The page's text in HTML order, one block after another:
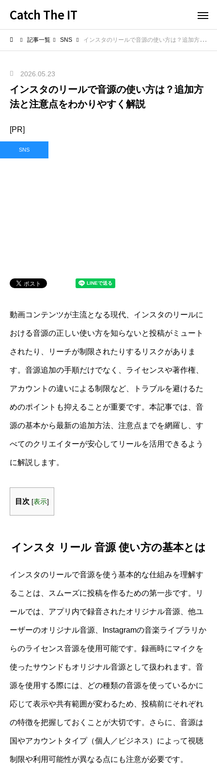
Catch The IT
記事一覧 SNS インスタのリールで音源の使い方は？追加方法と注意点をわかりやすく解説
2026.05.23
インスタのリールで音源の使い方は？追加方
法と注意点をわかりやすく解説
[PR]
SNS
動画コンテンツが主流となる現代、インスタのリールに
おける音源の正しい使い方を知らないと投稿がミュート
されたり、リーチが制限されたりするリスクがありま
す。音源追加の手順だけでなく、ライセンスや著作権、
アカウントの違いによる制限など、トラブルを避けるた
めのポイントも抑えることが重要です。本記事では、音
源の基本から最新の追加方法、注意点までを網羅し、す
べてのクリエイターが安心してリールを活用できるよう
に解説します。
目次 [表示]
インスタ リール 音源 使い方の基本とは
インスタのリールで音源を使う基本的な仕組みを理解す
ることは、スムーズに投稿を作るための第一歩です。リ
ールでは、アプリ内で録音されたオリジナル音源、他ユ
ーザーのオリジナル音源、Instagramの音楽ライブラリか
らのライセンス音源を使用可能です。録画時にマイクを
使ったサウンドもオリジナル音源として扱われます。音
源を使用する際には、どの種類の音源を使っているかに
応じて表示や共有範囲が変わるため、投稿前にそれぞれ
の特徴を把握しておくことが大切です。さらに、音源は
国やアカウントタイプ（個人／ビジネス）によって視聴
制限や利用可能性が異なる点にも注意が必要です。